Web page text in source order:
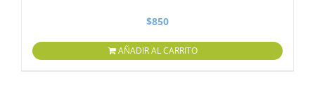
$850
AÑADIR AL CARRITO